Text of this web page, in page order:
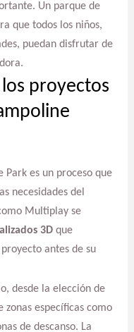
Un parque de
que todos los niños,
puedan disfrutar de
proyectos
Park es un proceso que
necesidades del
Multiplay se
3Dque
antes de su
desde la elección de
específicas como
de descanso. La